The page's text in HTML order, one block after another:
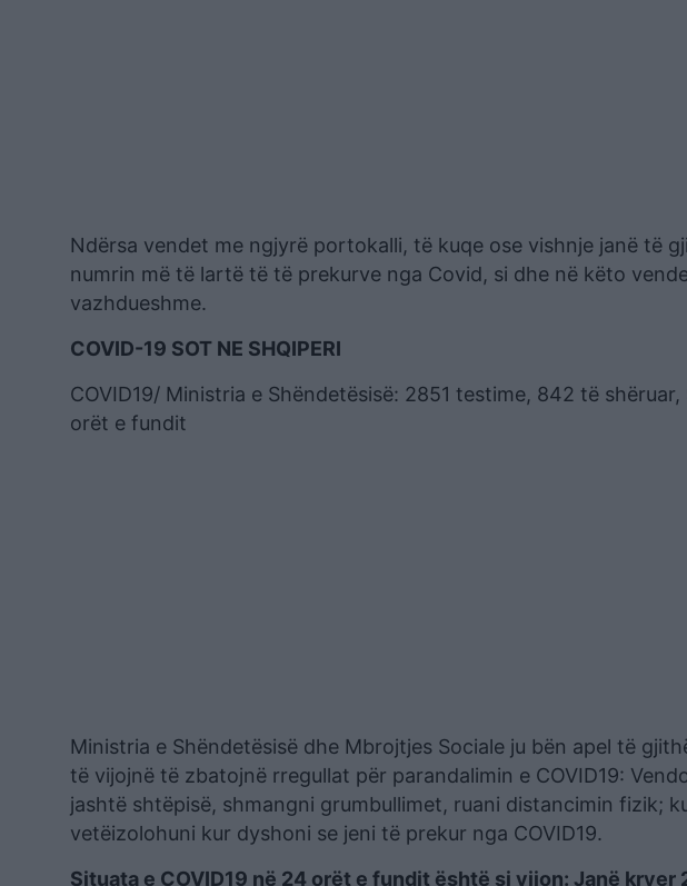
Ndërsa vendet me ngjyrë portokalli, të kuqe ose vishnje janë të
numrin më të lartë të të prekurve nga Covid, si dhe në këto
vazhdueshme.
COVID-19 SOT NE SHQIPERI
COVID19/ Ministria e Shëndetësisë: 2851 testime, 842 të
orët e fundit
Ministria e Shëndetësisë dhe Mbrojtjes Sociale ju bën apel të
të vijojnë të zbatojnë rregullat për parandalimin e COVID19:
jashtë shtëpisë, shmangni grumbullimet, ruani distancimin fizik;
vetëizolohuni kur dyshoni se jeni të prekur nga COVID19.
Situata e COVID19 në 24 orët e fundit është si vijon: Janë